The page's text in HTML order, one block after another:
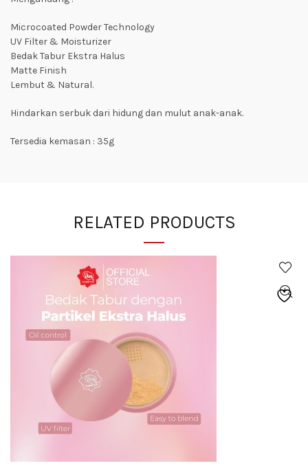
Microcoated Powder Technology
UV Filter & Moisturizer
Bedak Tabur Ekstra Halus
Matte Finish
Lembut & Natural.
Hindarkan serbuk dari hidung dan mulut anak-anak.
Tersedia kemasan : 35g
RELATED PRODUCTS